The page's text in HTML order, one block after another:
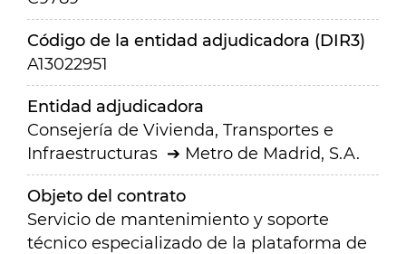
Código de la entidad adjudicadora (DIR3)
A13022951
Entidad adjudicadora
Consejería de Vivienda, Transportes e
Infraestructuras
Metro de Madrid, S.A.
Objeto del contrato
Servicio de mantenimiento y soporte
técnico especializado de la plataforma de